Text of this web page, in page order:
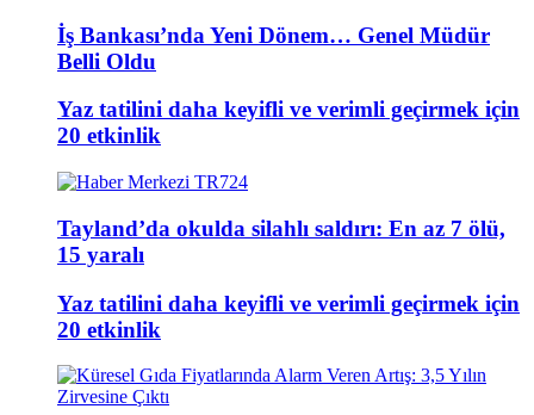
İş Bankası’nda Yeni Dönem… Genel Müdür
Belli Oldu
Yaz tatilini daha keyifli ve verimli geçirmek için
20 etkinlik
Tayland’da okulda silahlı saldırı: En az 7 ölü,
15 yaralı
Yaz tatilini daha keyifli ve verimli geçirmek için
20 etkinlik